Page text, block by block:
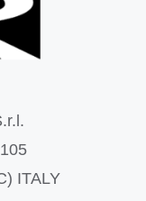
ITALY